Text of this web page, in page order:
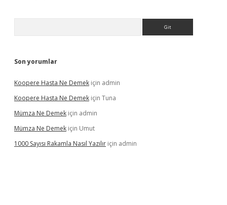
Son yorumlar
Koopere Hasta Ne Demek için admin
Koopere Hasta Ne Demek için Tuna
Mümza Ne Demek için admin
Mümza Ne Demek için Umut
1000 Sayısı Rakamla Nasıl Yazılır için admin